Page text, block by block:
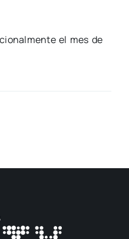
el mes de